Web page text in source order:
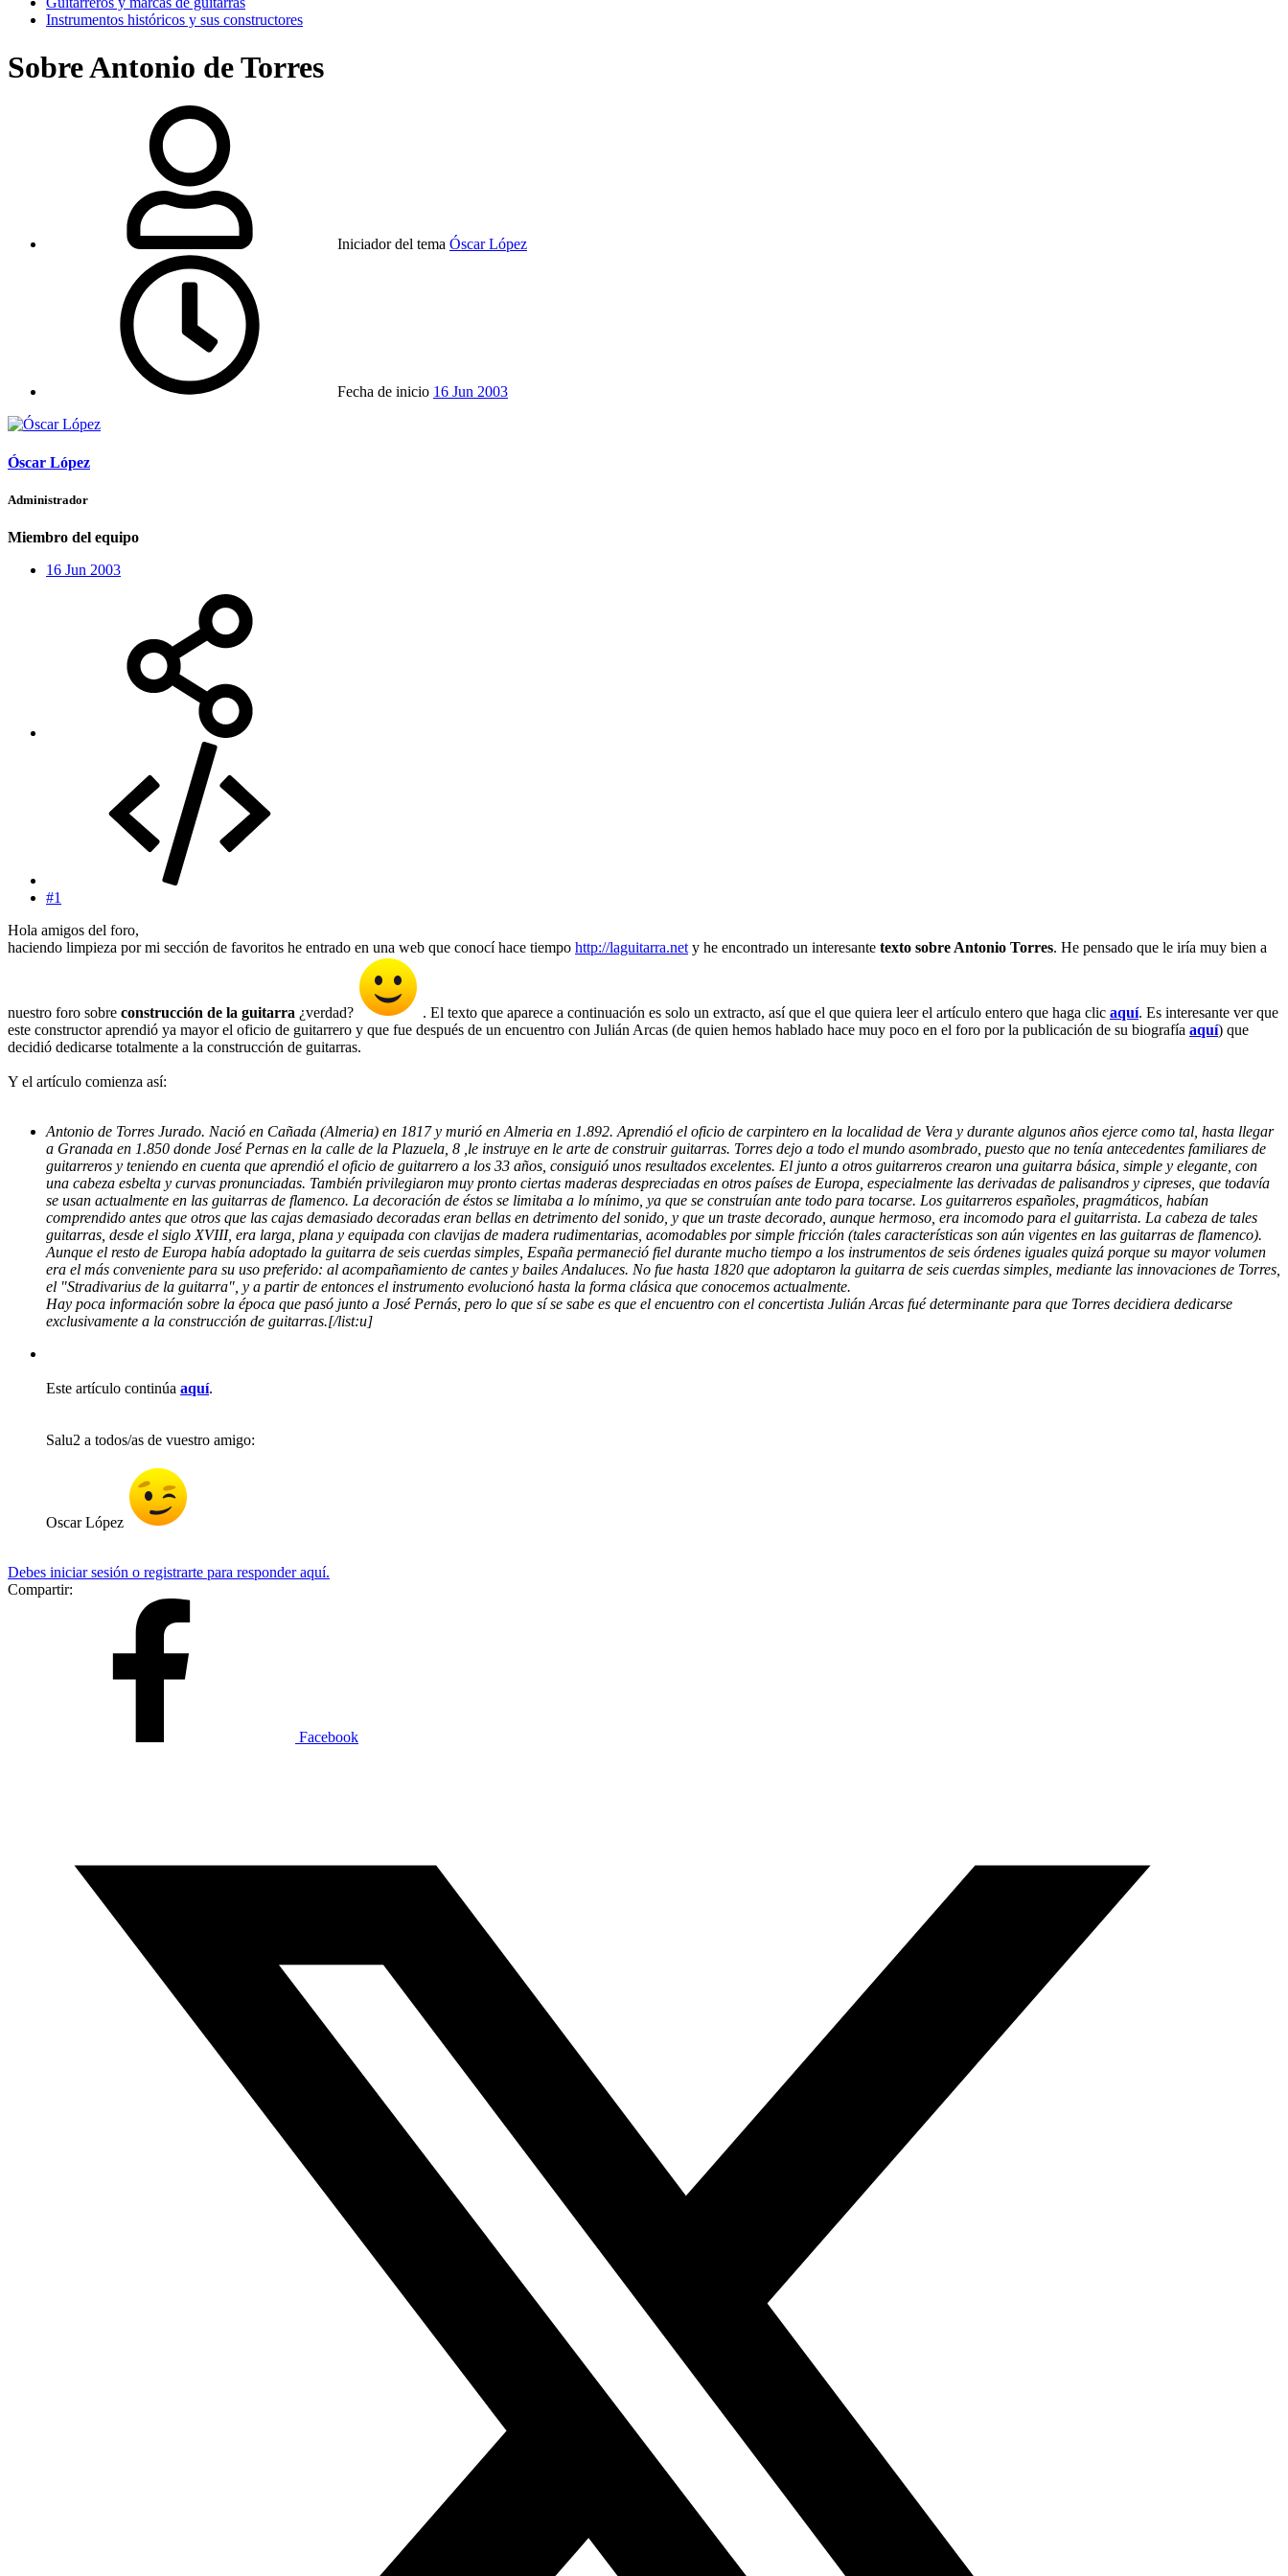
Instrumentos históricos y sus constructores
Sobre Antonio de Torres
Iniciador del tema Óscar López
Fecha de inicio 16 Jun 2003
Óscar López
Administrador
Miembro del equipo
16 Jun 2003
#1
Hola amigos del foro,
haciendo limpieza por mi sección de favoritos he entrado en una web que conocí hace tiempo http://laguitarra.net y he encontrado un interesante texto sobre Antonio Torres. He pensado que le iría muy bien a
nuestro foro sobre construcción de la guitarra ¿verdad? . El texto que aparece a continuación es solo un extracto, así que el que quiera leer el artículo entero que haga clic aquí. Es interesante ver que
este constructor aprendió ya mayor el oficio de guitarrero y que fue después de un encuentro con Julián Arcas (de quien hemos hablado hace muy poco en el foro por la publicación de su biografía aquí) que
decidió dedicarse totalmente a la construcción de guitarras.
Y el artículo comienza así:
Antonio de Torres Jurado. Nació en Cañada (Almeria) en 1817 y murió en Almeria en 1.892. Aprendió el oficio de carpintero en la localidad de Vera y durante algunos años ejerce como tal, hasta llegar
a Granada en 1.850 donde José Pernas en la calle de la Plazuela, 8 ,le instruye en le arte de construir guitarras. Torres dejo a todo el mundo asombrado, puesto que no tenía antecedentes familiares de
guitarreros y teniendo en cuenta que aprendió el oficio de guitarrero a los 33 años, consiguió unos resultados excelentes. El junto a otros guitarreros crearon una guitarra básica, simple y elegante, con
una cabeza esbelta y curvas pronunciadas. También privilegiaron muy pronto ciertas maderas despreciadas en otros países de Europa, especialmente las derivadas de palisandros y cipreses, que todavía
se usan actualmente en las guitarras de flamenco. La decoración de éstos se limitaba a lo mínimo, ya que se construían ante todo para tocarse. Los guitarreros españoles, pragmáticos, habían
comprendido antes que otros que las cajas demasiado decoradas eran bellas en detrimento del sonido, y que un traste decorado, aunque hermoso, era incomodo para el guitarrista. La cabeza de tales
guitarras, desde el siglo XVIII, era larga, plana y equipada con clavijas de madera rudimentarias, acomodables por simple fricción (tales características son aún vigentes en las guitarras de flamenco).
Aunque el resto de Europa había adoptado la guitarra de seis cuerdas simples, España permaneció fiel durante mucho tiempo a los instrumentos de seis órdenes iguales quizá porque su mayor volumen
era el más conveniente para su uso preferido: al acompañamiento de cantes y bailes Andaluces. No fue hasta 1820 que adoptaron la guitarra de seis cuerdas simples, mediante las innovaciones de Torres,
el "Stradivarius de la guitarra", y a partir de entonces el instrumento evolucionó hasta la forma clásica que conocemos actualmente.
Hay poca información sobre la época que pasó junto a José Pernás, pero lo que sí se sabe es que el encuentro con el concertista Julián Arcas fué determinante para que Torres decidiera dedicarse
exclusivamente a la construcción de guitarras.[/list:u]
Este artículo continúa aquí.
Salu2 a todos/as de vuestro amigo:
Oscar López
Debes iniciar sesión o registrarte para responder aquí.
Compartir:
Facebook